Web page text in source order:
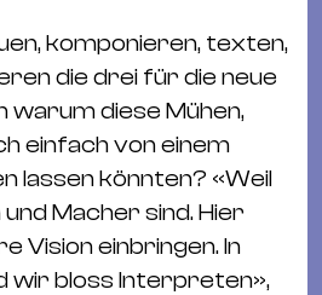
komponieren, texten,
die drei für die neue
warum diese Mühen,
einfach von einem
lassen könnten? «Weil
Macher sind. Hier
Vision einbringen. In
wir bloss Interpreten»,